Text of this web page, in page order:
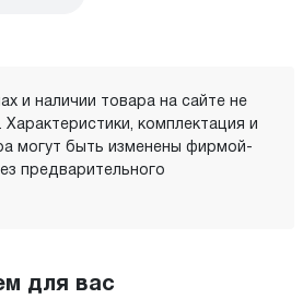
и наличии товара на сайте не
комплектация и
могут быть изменены фирмой-
предварительного
для вас